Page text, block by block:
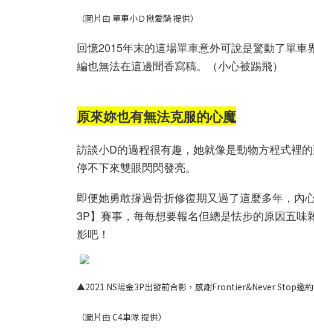
（圖片由 單車小Ｄ揪愛騎 提供）
回憶2015年末的這場單車意外可說是驚動了單
編也無法在這邊聞香寫稿。（小心被踢飛）
原來妳也有無法克服的心魔
訪談小D的過程很有趣，她就像是動物方程式裡
停不下來雙眼閃閃發亮。
即便她勇敢撐過骨折修復期又過了這麼多年，內
3P】賽事，每每想要報名但總是怯步的原因五
影吧！
▲2021 NS陽金3P出發前合影，感謝Frontier&Never Stop邀約
（圖片由 C4車隊 提供）